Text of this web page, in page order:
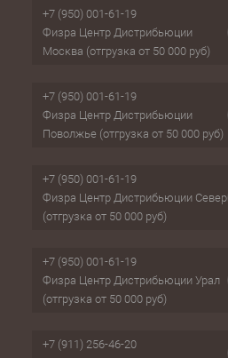
+7 (950) 001-61-19
Физра Центр Дистрибьюции
Москва (отгрузка от 50 000 руб)
+7 (950) 001-61-19
Физра Центр Дистрибьюции
Поволжье (отгрузка от 50 000 руб)
+7 (950) 001-61-19
Физра Центр Дистрибьюции Север
(отгрузка от 50 000 руб)
+7 (950) 001-61-19
Физра Центр Дистрибьюции Урал
(отгрузка от 50 000 руб)
+7 (911) 256-46-20